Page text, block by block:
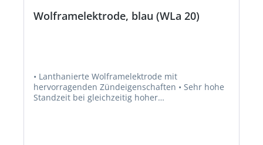
Wolframelektrode, blau (WLa 20)
• Lanthanierte Wolframelektrode mit
hervorragenden Zündeigenschaften • Sehr hohe
Standzeit bei gleichzeitig hoher